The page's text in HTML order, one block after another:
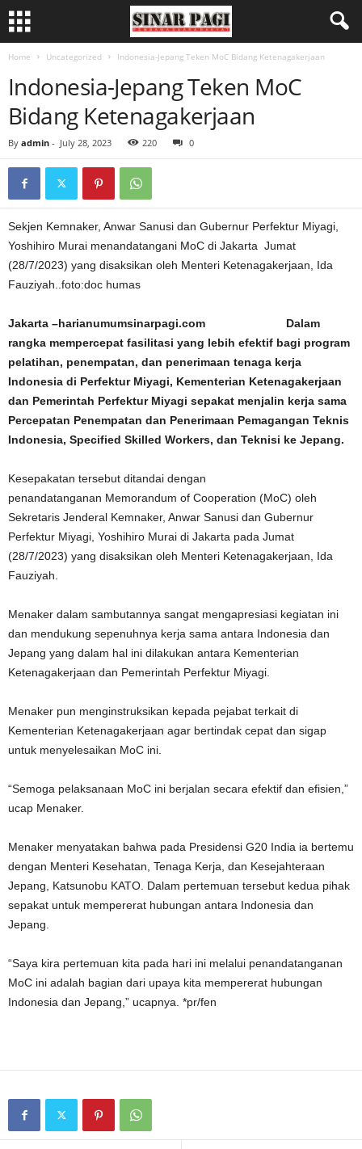
Home Uncategorized Indonesia-Jepang Teken MoC Bidang Ketenagakerjaan
Indonesia-Jepang Teken MoC
Bidang Ketenagakerjaan
By admin - July 28, 2023 220 0
Sekjen Kemnaker, Anwar Sanusi dan Gubernur Perfektur Miyagi,
Yoshihiro Murai menandatangani MoC di Jakarta Jumat
(28/7/2023) yang disaksikan oleh Menteri Ketenagakerjaan, Ida
Fauziyah..foto:doc humas
Jakarta –harianumumsinarpagi.com Dalam
rangka mempercepat fasilitasi yang lebih efektif bagi program
pelatihan, penempatan, dan penerimaan tenaga kerja
Indonesia di Perfektur Miyagi, Kementerian Ketenagakerjaan
dan Pemerintah Perfektur Miyagi sepakat menjalin kerja sama
Percepatan Penempatan dan Penerimaan Pemagangan Teknis
Indonesia, Specified Skilled Workers, dan Teknisi ke Jepang.
Kesepakatan tersebut ditandai dengan
penandatanganan Memorandum of Cooperation (MoC) oleh
Sekretaris Jenderal Kemnaker, Anwar Sanusi dan Gubernur
Perfektur Miyagi, Yoshihiro Murai di Jakarta pada Jumat
(28/7/2023) yang disaksikan oleh Menteri Ketenagakerjaan, Ida
Fauziyah.
Menaker dalam sambutannya sangat mengapresiasi kegiatan ini
dan mendukung sepenuhnya kerja sama antara Indonesia dan
Jepang yang dalam hal ini dilakukan antara Kementerian
Ketenagakerjaan dan Pemerintah Perfektur Miyagi.
Menaker pun menginstruksikan kepada pejabat terkait di
Kementerian Ketenagakerjaan agar bertindak cepat dan sigap
untuk menyelesaikan MoC ini.
“Semoga pelaksanaan MoC ini berjalan secara efektif dan efisien,”
ucap Menaker.
Menaker menyatakan bahwa pada Presidensi G20 India ia bertemu
dengan Menteri Kesehatan, Tenaga Kerja, dan Kesejahteraan
Jepang, Katsunobu KATO. Dalam pertemuan tersebut kedua pihak
sepakat untuk mempererat hubungan antara Indonesia dan
Jepang.
“Saya kira pertemuan kita pada hari ini melalui penandatanganan
MoC ini adalah bagian dari upaya kita mempererat hubungan
Indonesia dan Jepang,” ucapnya. *pr/fen